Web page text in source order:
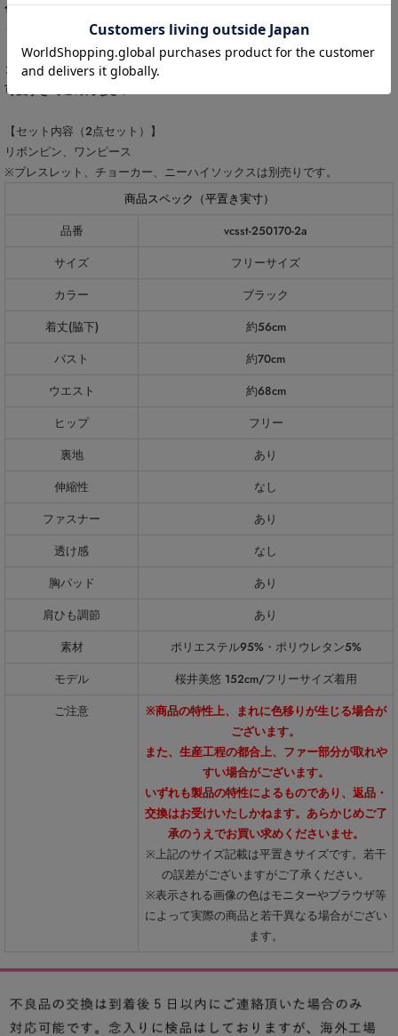
色違いで友達とお揃いコーデで撮影や推し活、Instagramの投稿にもぴった
コスプレ買うなら絶対”業界NO.1”のvanityME.
可愛すぎてごめんなさい♡
【セット内容（2点セット）】
リボンピン、ワンピース
※ブレスレット、チョーカー、ニーハイソックスは別売りです。
商品スペック（平置き実寸）
品番
vcsst-250170-2a
サイズ
フリーサイズ
カラー
ブラック
着丈(脇下)
約56cm
バスト
約70cm
ウエスト
約68cm
ヒップ
フリー
裏地
あり
伸縮性
なし
ファスナー
あり
透け感
なし
胸パッド
あり
肩ひも調節
あり
素材
ポリエステル95%・ポリウレタン5%
モデル
桜井美悠 152cm/フリーサイズ着用
ご注意
※商品の特性上、まれに色移りが生じる場合が
ございます。
また、生産工程の都合上、ファー部分が取れや
すい場合がございます。
いずれも製品の特性によるものであり、返品・
交換はお受けいたしかねます。あらかじめご了
承のうえでお買い求めくださいませ。
※上記のサイズ記載は平置きサイズです。若干
の誤差がございますがご了承ください。
※表示される画像の色はモニターやブラウザ等
によって実際の商品と若干異なる場合がござい
ます。